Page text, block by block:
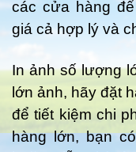
các cửa hàng
giá cả hợp lý và
In ảnh số lượng
lớn ảnh, hãy đặt
để tiết kiệm chi
hàng lớn, bạn